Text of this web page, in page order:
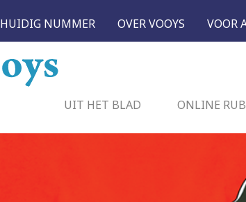
HUIDIG NUMMER OVER VOOYS VOOR
UIT HET BLAD ONLINE